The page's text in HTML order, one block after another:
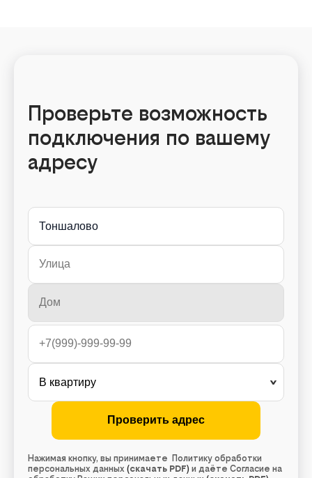
Проверьте возможность
подключения по вашему
адресу
Тоншалово
Нажимая кнопку, вы принимаете Политику обработки
персональных данных (скачать PDF) и даёте Согласие на